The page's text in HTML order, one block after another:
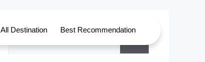
All Destination Best Recommendation